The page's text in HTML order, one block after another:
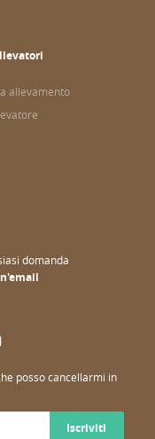
allevamento
domanda
posso cancellarmi in
Iscriviti